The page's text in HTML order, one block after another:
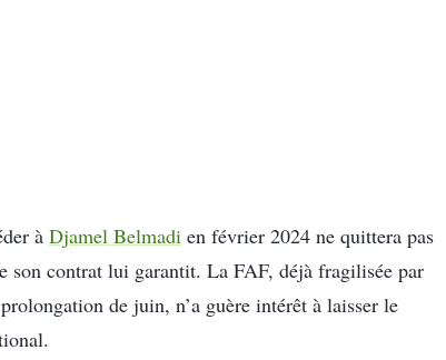
à Djamel Belmadi en février 2024 ne quittera pas
son contrat lui garantit. La FAF, déjà fragilisée par
de juin, n’a guère intérêt à laisser le